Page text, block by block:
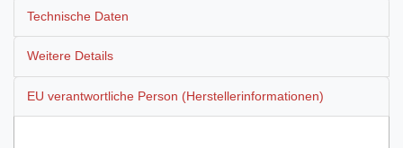
Technische Daten
Weitere Details
EU verantwortliche Person (Herstellerinformationen)